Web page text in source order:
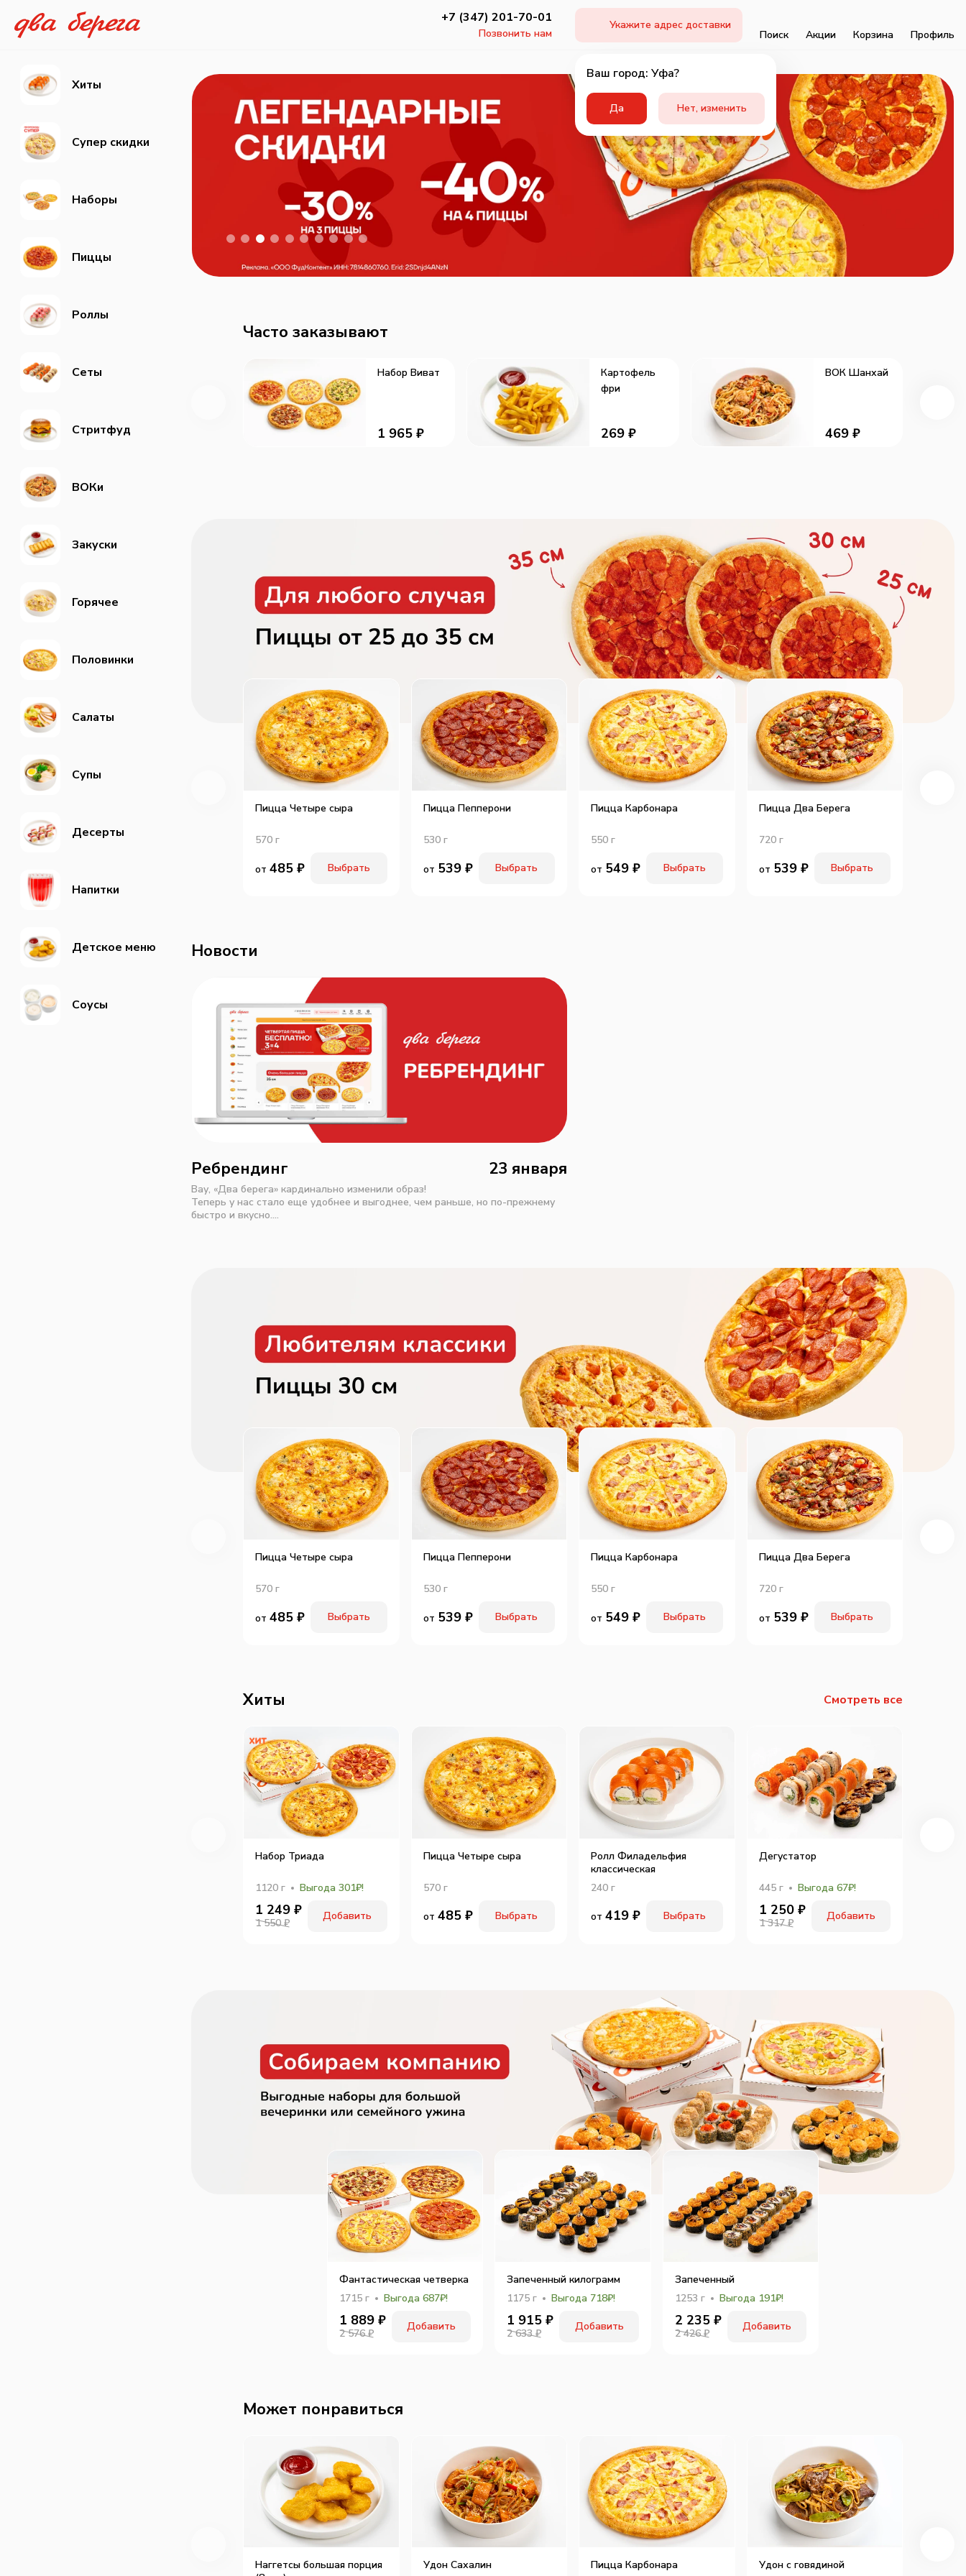
+7 (347) 201-70-01
Позвонить нам
Укажите адрес доставки
Ваш город: Уфа?
Да Нет, изменить
Поиск Акции Корзина Профиль
Хиты
Супер скидки
Наборы
Пиццы
Роллы
Сеты
Стритфуд
ВОКи
Закуски
Горячее
Половинки
Салаты
Супы
Десерты
Напитки
Детское меню
Соусы
Часто заказывают
Набор Виват
1 965 ₽
Картофель
фри
269₽
ВОК Шанхай
469 ₽
Пицца Четыре сыра
570 г
от 485 ₽ Выбрать
Пицца Пепперони
530г
от 539 ₽ Выбрать
Пицца Карбонара
550 г
от 549 ₽ Выбрать
Пицца Два Берега
720г
от 539 ₽ Выбрать
Новости
Ребрендинг 23 января
Вау, «Два берега» кардинально изменили образ!
Теперь у нас стало еще удобнее и выгоднее, чем раньше, но по-прежнему
быстро и вкусно.
Состав и КЖБУ любого блюда отражены в карточке товара, а значит, с
выбором низкокалорийного десерта или высокобелкового горячего на ужин
Все акции и промокоды — в одном месте. Мы ценим время и комфорт наших
клиентов, поэтому собрали все актуальные предложения и промокоды в
одном разделе — АКЦИИ. А ваши персональные скидки разместили в
личном кабинете, чтобы они никогда не терялись из виду.
В общем, рекомендуем вам поскорее обновить наше приложение (или
скачать, если у вас его пока нет), и никогда с ним не расставаться!
Пицца Четыре сыра
570 г
от 485 ₽ Выбрать
Пицца Пепперони
530г
от 539 ₽ Выбрать
Пицца Карбонара
550 г
от 549 ₽ Выбрать
Пицца Два Берега
720г
от 539 ₽ Выбрать
Хиты Смотреть все
Набор Триада
1120 г Выгода 301₽!
1 249 ₽
1 550 ₽
Добавить
Пицца Четыре сыра
570г
от 485 ₽ Выбрать
Ролл Филадельфия
классическая
240 г
от 419 ₽ Выбрать
Дегустатор
445г Выгода 67₽!
1 250 ₽
1 317 ₽
Добавить
Фантастическая четверка
1715г Выгода 687₽!
1 889 ₽
2 576 ₽
Добавить
Запеченный килограмм
1175 г Выгода 718₽!
1 915₽
2 633 ₽
Добавить
Запеченный
1253 г Выгода 191₽!
2 235 ₽
2 426 ₽
Добавить
Может понравиться
Наггетсы большая порция
Удон Сахалин Пицца Карбонара Удон с говядиной